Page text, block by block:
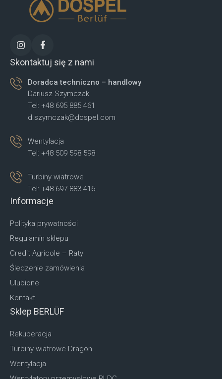
Skontaktuj się z nami
Doradca techniczno – handlowy
Dariusz Szymczak
Tel: +48 695 885 461
d.szymczak@dospel.com
Wentylacja
Tel: +48 509 598 598
Turbiny wiatrowe
Tel: +48 697 883 416
Informacje
Polityka prywatności
Regulamin sklepu
Credit Agricole – Raty
Śledzenie zamówienia
Ulubione
Kontakt
Sklep BERLÜF
Rekuperacja
Turbiny wiatrowe Dragon
Wentylacja